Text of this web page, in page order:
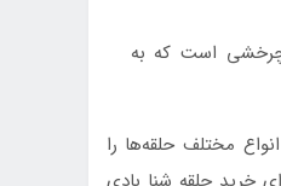
چرخشی است که به
مختلف حلقه‌ها را